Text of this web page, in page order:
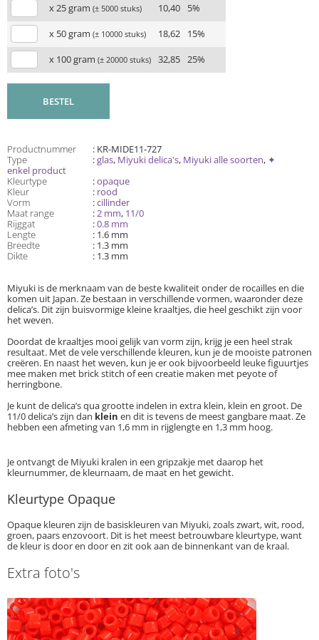
x 25 gram (± 5000 stuks) 10,40
5%
x 50 gram (± 10000 stuks) 18,62
15%
x 100 gram (± 20000 stuks) 32,85 25%
BESTEL
Productnummer
: KR-MIDE11-727
Type
:glas, Miyuki delica's, Miyuki alle soorten, ✦
enkel product
Kleurtype
:opaque
Kleur
: rood
Vorm
:cillinder
Maat range
:2 mm, 11/0
Rijggat
:0.8 mm
Lengte
: 1.6 mm
Breedte
: 1.3 mm
Dikte
: 1.3 mm
Miyuki is de merknaam van de beste kwaliteit onder de rocailles en die
komen uit Japan. Ze bestaan in verschillende vormen, waaronder deze
delica’s. Dit zijn buisvormige kleine kraaltjes, die heel geschikt zijn voor
het weven.
Doordat de kraaltjes mooi gelijk van vorm zijn, krijg je een heel strak
resultaat. Met de vele verschillende kleuren, kun je de mooiste patronen
creëren. En naast het weven, kun je er ook bijvoorbeeld leuke figuurtjes
mee maken met brick stitch of een creatie maken met peyote of
herringbone.
Je kunt de delica’s qua grootte indelen in extra klein, klein en groot. De
11/0 delica’s zijn dan klein en dit is tevens de meest gangbare maat. Ze
hebben een afmeting van 1,6 mm in rijglengte en 1,3 mm hoog.
Je ontvangt de Miyuki kralen in een gripzakje met daarop het
kleurnummer, de kleurnaam, de maat en het gewicht.
Kleurtype Opaque
Opaque kleuren zijn de basiskleuren van Miyuki, zoals zwart, wit, rood,
groen, paars enzovoort. Dit is het meest betrouwbare kleurtype, want
de kleur is door en door en zit ook aan de binnenkant van de kraal.
Extra foto's